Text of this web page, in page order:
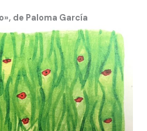
de Paloma García